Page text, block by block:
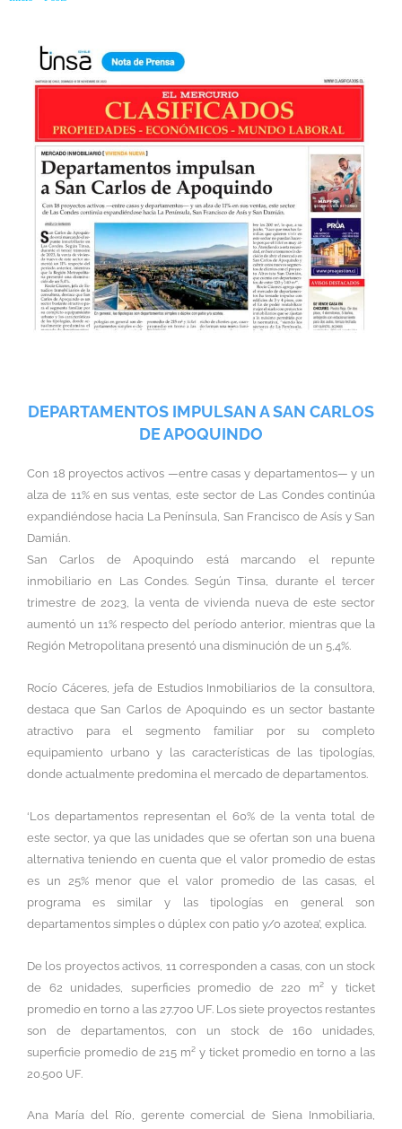
DEPARTAMENTOS IMPULSAN A SAN CARLOS
DE APOQUINDO
Con 18 proyectos activos —entre casas y departamentos— y un
alza de 11% en sus ventas, este sector de Las Condes continúa
expandiéndose hacia La Península, San Francisco de Asís y San
Damián.
San Carlos de Apoquindo está marcando el repunte
inmobiliario en Las Condes. Según Tinsa, durante el tercer
trimestre de 2023, la venta de vivienda nueva de este sector
aumentó un 11% respecto del período anterior, mientras que la
Región Metropolitana presentó una disminución de un 5,4%.
Rocío Cáceres, jefa de Estudios Inmobiliarios de la consultora,
destaca que San Carlos de Apoquindo es un sector bastante
atractivo para el segmento familiar por su completo
equipamiento urbano y las características de las tipologías,
donde actualmente predomina el mercado de departamentos.
‘Los departamentos representan el 60% de la venta total de
este sector, ya que las unidades que se ofertan son una buena
alternativa teniendo en cuenta que el valor promedio de estas
es un 25% menor que el valor promedio de las casas, el
programa es similar y las tipologías en general son
departamentos simples o dúplex con patio y/o azotea’, explica.
De los proyectos activos, 11 corresponden a casas, con un stock
de 62 unidades, superficies promedio de 220 m² y ticket
promedio en torno a las 27.700 UF. Los siete proyectos restantes
son de departamentos, con un stock de 160 unidades,
superficie promedio de 215 m² y ticket promedio en torno a las
20.500 UF.
Ana María del Río, gerente comercial de Siena Inmobiliaria,